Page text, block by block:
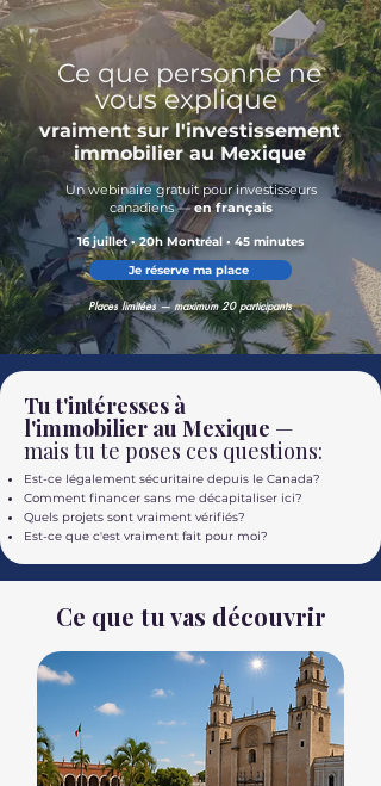
Ce que personne ne
vous explique
vraiment surl'investissement
immobilier au Mexique
Un webinaire gratuit pour investisseurs
canadiens —en français
16 juillet • 20h Montréal • 45 minutes
Je réserve ma place
Places limitées — maximum 20 participants
Tu t'intéresses à
l'immobilier au Mexique —
mais tu te poses ces questions:
Est-ce légalement sécuritaire depuis le Canada?
Comment financer sans me décapitaliser ici?
Quels projets sont vraiment vérifiés?
Est-ce que c'est vraiment fait pour moi?
Ce que tu vas découvrir